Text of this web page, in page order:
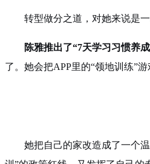
转型做分之道，对她来说是
陈雅推出了“7天学习习惯养成
了。她会把APP里的“领地训练”
她把自己的家改造成了一个